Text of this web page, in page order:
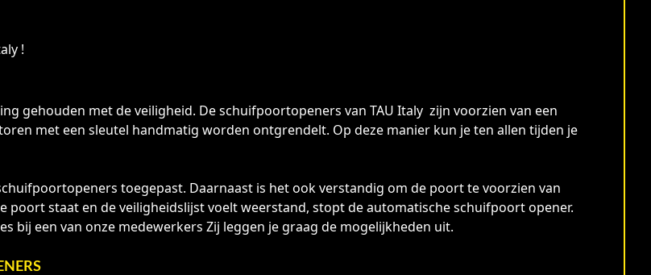
!
gehouden met de veiligheid. De schuifpoortopeners van TAU Italy zijn voorzien van een
met een sleutel handmatig worden ontgrendelt. Op deze manier kun je ten allen tijden je
toegepast. Daarnaast is het ook verstandig om de poort te voorzien van
poort staat en de veiligheidslijst voelt weerstand, stopt de automatische schuifpoort opener.
bij een van onze medewerkers Zij leggen je graag de mogelijkheden uit.